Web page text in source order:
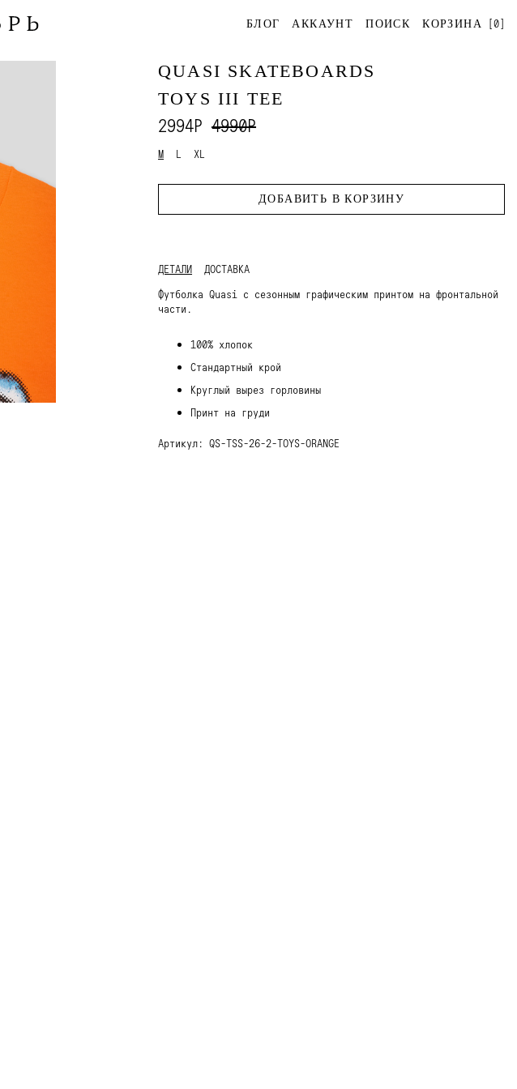
БЛОГ АККАУНТ ПОИСК КОРЗИНА [0]
QUASI SKATEBOARDS
TOYS III TEE
2994Р 4990Р
M L XL
ДОБАВИТЬ В КОРЗИНУ
ДЕТАЛИ
ДОСТАВКА
Футболка Quasi с сезонным графическим принтом на фронтальной
части.
100% хлопок
Стандартный крой
Круглый вырез горловины
Принт на груди
Артикул: QS-TSS-26-2-TOYS-ORANGE